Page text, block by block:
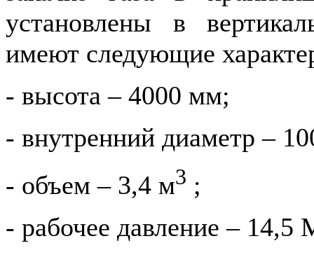
установлены в
имеют следующие
- высота – 4000 мм;
- внутренний диаметр –
- объем – 3,4 м3 ;
- рабочее давление –